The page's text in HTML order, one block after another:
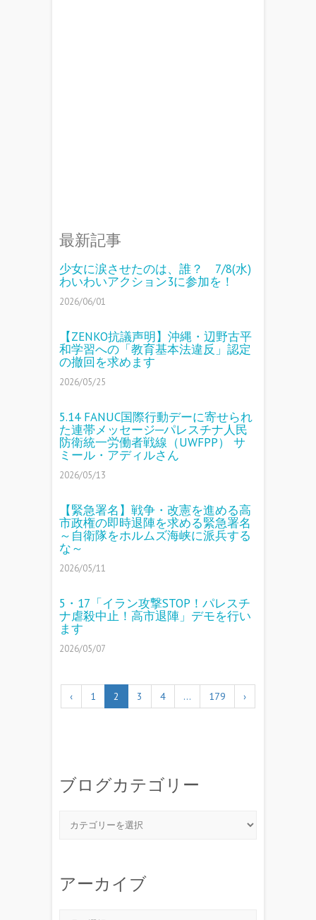
最新記事
少女に涙させたのは、誰？ 7/8(水)
わいわいアクション3に参加を！
2026/06/01
【ZENKO抗議声明】沖縄・辺野古平
和学習への「教育基本法違反」認定
の撤回を求めます
2026/05/25
5.14 FANUC国際行動デーに寄せられ
た連帯メッセージ─パレスチナ人民
防衛統一労働者戦線（UWFPP） サ
ミール・アディルさん
2026/05/13
【緊急署名】戦争・改憲を進める高
市政権の即時退陣を求める緊急署名
～自衛隊をホルムズ海峡に派兵する
な～
2026/05/11
5・17「イラン攻撃STOP！パレスチ
ナ虐殺中止！高市退陣」デモを行い
ます
2026/05/07
‹ 1 2 3 4 … 179 ›
ブログカテゴリー
アーカイブ